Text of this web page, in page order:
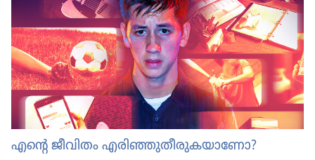
എന്റെ ജീവിതം എരിഞ്ഞുതീരുകയാണോ?